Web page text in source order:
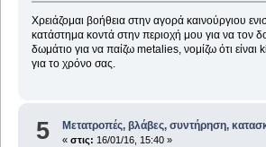
Χρειάζομαι βοήθεια στην αγορά καινούργιου
κατάστημα κοντά στην περιοχή μου για να τον
δωμάτιο για να παίζω metalies, νομίζω ότι
για το χρόνο σας.
5 Μετατροπές, βλάβες, συντήρηση,
«στις: 16/01/16, 15:40 »